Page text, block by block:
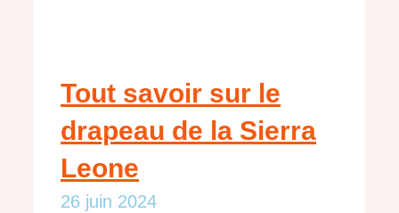
Tout savoir sur le
drapeau de la Sierra
Leone
26 juin 2024